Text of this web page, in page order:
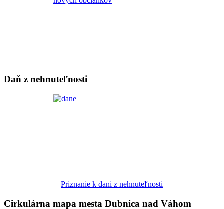
Daň z nehnuteľnosti
Priznanie k dani z nehnuteľnosti
Cirkulárna mapa mesta Dubnica nad Váhom